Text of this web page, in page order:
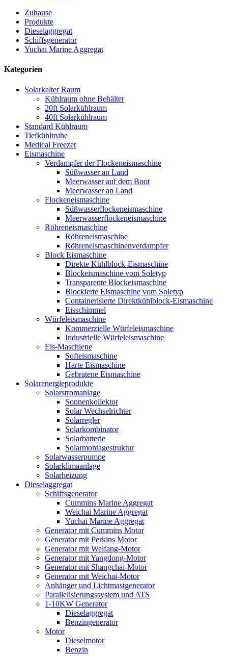
Zuhause
Produkte
Dieselaggregat
Schiffsgenerator
Yuchai Marine Aggregat
Kategorien
Solarkalter Raum
Kühlraum ohne Behälter
20ft Solarkühlraum
40ft Solarkühlraum
Standard Kühlraum
Tiefkühltruhe
Medical Freezer
Eismaschine
Verdampfer der Flockeneismaschine
Süßwasser an Land
Meerwasser auf dem Boot
Meerwasser an Land
Flockeneismaschine
Süßwasserflockeneismaschine
Meerwasserflockeneismaschine
Röhreneismaschine
Röhreneismaschine
Röhreneismaschinenverdampfer
Block Eismaschine
Direkte Kühlblock-Eismaschine
Blockeismaschine vom Soletyp
Transparente Blockeismaschine
Blockierte Eismaschine vom Soletyp
Containerisierte Direktkühlblock-Eismaschine
Eisschimmel
Würfeleismaschine
Kommerzielle Würfeleismaschine
Industrielle Würfeleismaschine
Eis-Maschiene
Softeismaschine
Harte Eismaschine
Gebratene Eismaschine
Solarenergieprodukte
Solarstromanlage
Sonnenkollektor
Solar Wechselrichter
Solarregler
Solarkombinator
Solarbatterie
Solarmontagestruktur
Solarwasserpumpe
Solarklimaanlage
Solarheizung
Dieselaggregat
Schiffsgenerator
Cummins Marine Aggregat
Weichai Marine Aggregat
Yuchai Marine Aggregat
Generator mit Cummins Motor
Generator mit Perkins Motor
Generator mit Weifang-Motor
Generator mit Yangdong-Motor
Generator mit Shangchai-Motor
Generator mit Weichai-Motor
Anhänger und Lichtmastgenerator
Parallelisierungssystem und ATS
1-10KW Generator
Dieselaggregat
Benzingenerator
Motor
Dieselmotor
Benzin